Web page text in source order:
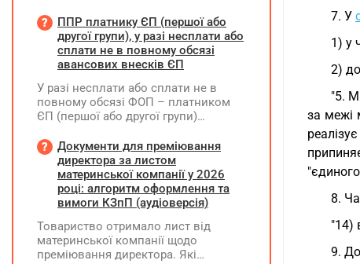
7. У
1) у
2)
"5.
за межі
8.
"14)
9.
згідно з нормами КЗпП?
ППР платнику ЄП (першої або
другої групи), у разі несплати або
сплати не в повному обсязі
авансових внесків ЄП
У разі несплати або сплати не в
повному обсязі ФОП – платником
ЄП (першої або другої групи)
за результатами акта перевірки
щодо таких виявлених порушень
визначається сума штрафу та
складається ППР за формою «Ш»
Документи для преміювання
директора за листом
материнської компанії у 2026
році: алгоритм оформлення та
вимоги КЗпП (аудіоверсія)
Товариство отримало лист від
материнської компанії щодо
преміювання директора. Які